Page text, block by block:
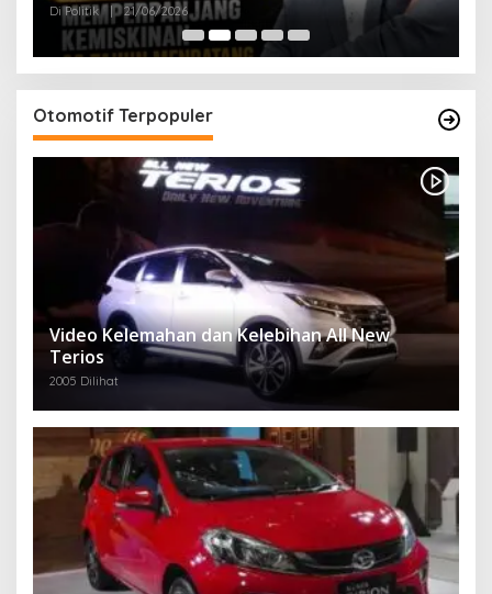
Di Politik 21/06/2026
Otomotif Terpopuler
Video Kelemahan dan Kelebihan All New
Terios
2005 Dilihat